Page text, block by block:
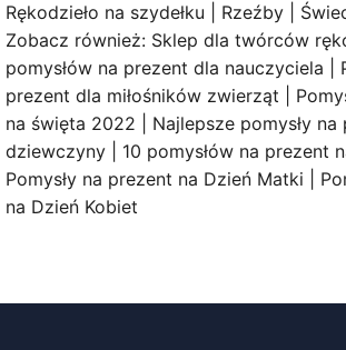
Rękodzieło na szydełku | Rzeźby |
Zobacz również: Sklep dla twórców
pomysłów na prezent dla nauczyciela |
prezent dla miłośników zwierząt |
na święta 2022 | Najlepsze pomysły na
dziewczyny | 10 pomysłów na prezent
Pomysły na prezent na Dzień Matki |
na Dzień Kobiet